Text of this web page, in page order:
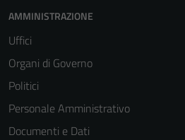
AMMINISTRAZIONE
Uffici
Organi di Governo
Politici
Personale Amministrativo
Documenti e Dati